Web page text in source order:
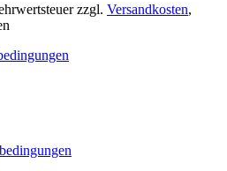
zzgl. Versandkosten,